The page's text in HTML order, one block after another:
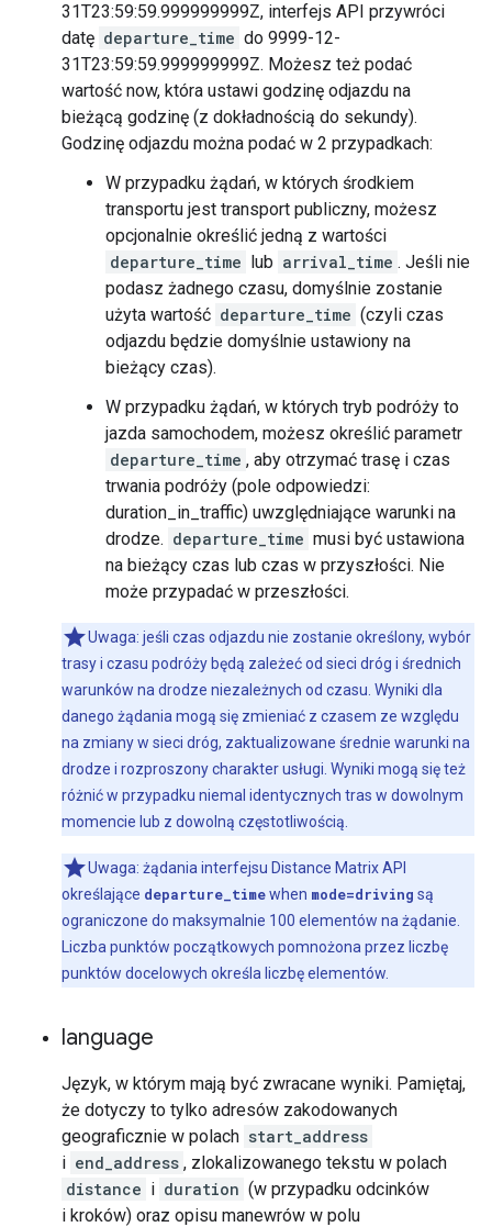
31T23:59:59.999999999Z, interfejs API przywróci
datę departure_time do 9999-12-
31T23:59:59.999999999Z. Możesz też podać
wartość now, która ustawi godzinę odjazdu na
bieżącą godzinę (z dokładnością do sekundy).
Godzinę odjazdu można podać w 2 przypadkach:
W przypadku żądań, w których środkiem
transportu jest transport publiczny, możesz
opcjonalnie określić jedną z wartości
departure_time lub arrival_time . Jeśli nie
podasz żadnego czasu, domyślnie zostanie
użyta wartość departure_time (czyli czas
odjazdu będzie domyślnie ustawiony na
bieżący czas).
W przypadku żądań, w których tryb podróży to
jazda samochodem, możesz określić parametr
departure_time , aby otrzymać trasę i czas
trwania podróży (pole odpowiedzi:
duration_in_traffic) uwzględniające warunki na
drodze. departure_time musi być ustawiona
na bieżący czas lub czas w przyszłości. Nie
może przypadać w przeszłości.
Uwaga: jeśli czas odjazdu nie zostanie określony, wybór
trasy i czasu podróży będą zależeć od sieci dróg i średnich
warunków na drodze niezależnych od czasu. Wyniki dla
danego żądania mogą się zmieniać z czasem ze względu
na zmiany w sieci dróg, zaktualizowane średnie warunki na
drodze i rozproszony charakter usługi. Wyniki mogą się też
różnić w przypadku niemal identycznych tras w dowolnym
momencie lub z dowolną częstotliwością.
Uwaga: żądania interfejsu Distance Matrix API
określające departure_timewhen mode=driving są
ograniczone do maksymalnie 100 elementów na żądanie.
Liczba punktów początkowych pomnożona przez liczbę
punktów docelowych określa liczbę elementów.
language
Język, w którym mają być zwracane wyniki. Pamiętaj,
że dotyczy to tylko adresów zakodowanych
geograficznie w polach start_address
i end_address , zlokalizowanego tekstu w polach
distance i duration (w przypadku odcinków
i kroków) oraz opisu manewrów w polu